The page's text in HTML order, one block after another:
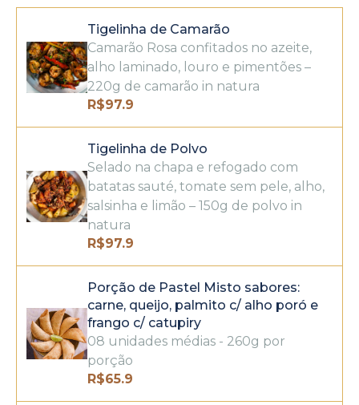
Tigelinha de Camarão
Camarão Rosa confitados no azeite,
alho laminado, louro e pimentões –
220g de camarão in natura
R$97.9
Tigelinha de Polvo
Selado na chapa e refogado com
batatas sauté, tomate sem pele, alho,
salsinha e limão – 150g de polvo in
natura
R$97.9
Porção de Pastel Misto sabores:
carne, queijo, palmito c/ alho poró e
frango c/ catupiry
08 unidades médias - 260g por
porção
R$65.9